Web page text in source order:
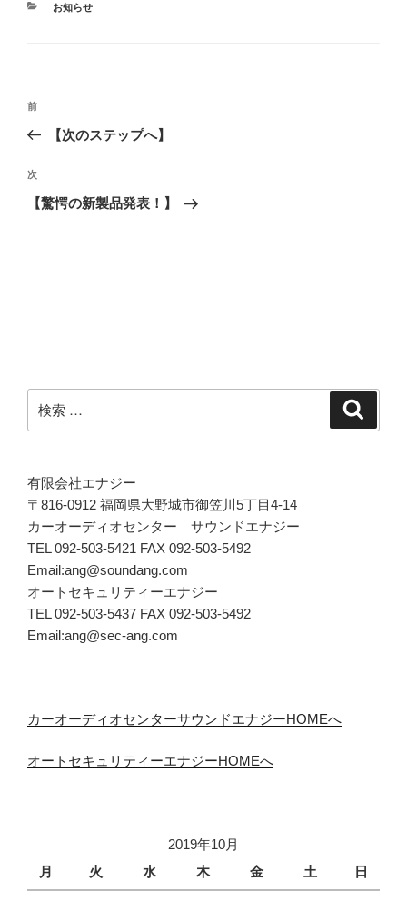
カ
お知らせ
投
ビ
ゲ
過
去
投
稿
前
【次のステップへ】
次
の
次
【驚愕の新製品発表！】
索:
有限会社エナジー
〒816-0912 福岡県大野城市御笠川5丁目4-14
カーオーディオセンター サウンドエナジー
TEL 092-503-5421 FAX 092-503-5492
Email:ang@soundang.com
オートセキュリティーエナジー
TEL 092-503-5437 FAX 092-503-5492
Email:ang@sec-ang.com
カーオーディオセンターサウンドエナジーHOMEへ
オートセキュリティーエナジーHOMEへ
2019年10月
月
火 水 木 金 土 日